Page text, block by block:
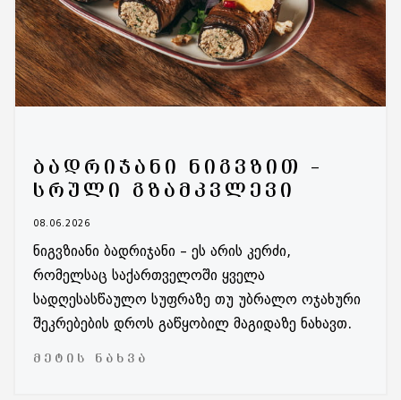
ᲑᲐᲓᲠᲘᲯᲐᲜᲘ ᲜᲘᲒᲕᲖᲘᲗ –
ᲡᲠᲣᲚᲘ ᲒᲖᲐᲛᲙᲕᲚᲔᲕᲘ
08.06.2026
ნიგვზიანი ბადრიჯანი – ეს არის კერძი,
რომელსაც საქართველოში ყველა
სადღესასწაულო სუფრაზე თუ უბრალო ოჯახური
შეკრებების დროს გაწყობილ მაგიდაზე ნახავთ.
ᲛᲔᲢᲘᲡ ᲜᲐᲮᲕᲐ